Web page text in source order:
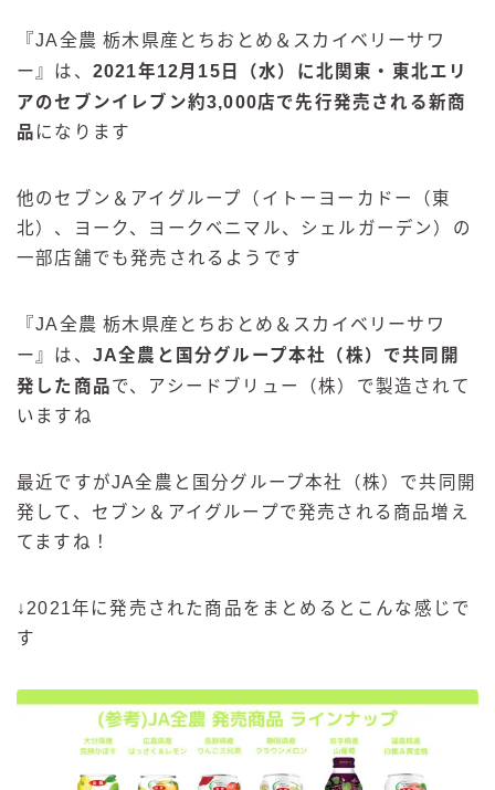
『JA全農 栃木県産とちおとめ＆スカイベリーサワ
ー 』は、 2021年12月 15 日（水）に北関東・東北エリ
アのセブンイレブン約3,000店で先行発売される新商
品 になります
他のセブン＆アイグループ（イトーヨーカドー（東
北）、ヨーク、ヨークベニマル、シェルガーデン）の
一部店舗でも発売されるようです
『JA全農 栃木県産とちおとめ＆スカイベリーサワ
ー 』は、 JA全農と国分グループ本社（株）で共同開
発した商品で、アシードブリュー（株）で製造されて
いますね
最近ですがJA全農と国分グループ本社（株）で共同開
発して、セブン＆アイグループで発売される商品増え
てますね！
↓2021年に発売された商品をまとめるとこんな感じで
す